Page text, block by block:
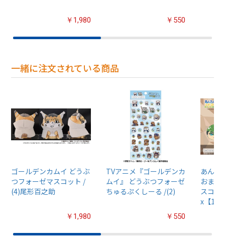
￥1,980 ￥550
一緒に注文されている商品
ゴールデンカムイ どうぶ
つフォーゼマスコット /
(4)尾形百之助
￥1,980
TVアニメ『ゴールデンカ
ムイ』 どうぶつフォーゼ
ちゅるぷくしーる /(2)
￥550
あんさ
おまん
スコッ
x【